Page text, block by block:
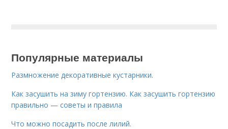
Популярные материалы
Размножение декоративные кустарники.
Как засушить на зиму гортензию. Как засушить гортензию
правильно — советы и правила
Что можно посадить после лилий.